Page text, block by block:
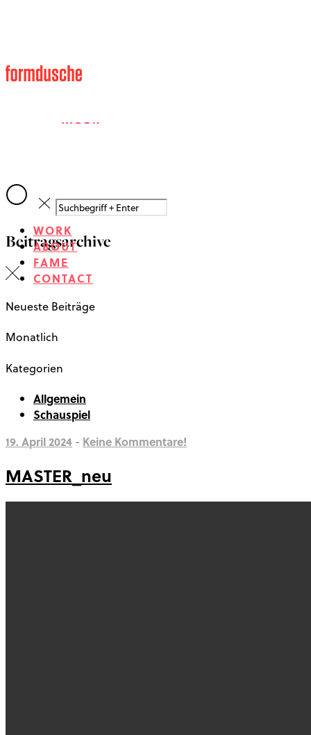
WORK
FAME
CONTACT
WORK
ABOUT
FAME
CONTACT
Beitragsarchive
Neueste Beiträge
Monatlich
Kategorien
Allgemein
Schauspiel
19. April 2024 - Keine Kommentare!
MASTER_neu